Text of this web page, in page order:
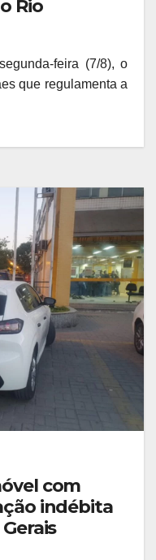
Rio
feira (7/8), o
que regulamenta a
com
indébita